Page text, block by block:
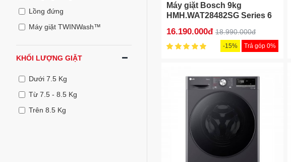
Sharp
Toshiba
Lồng đứng
Máy giặt TWINWash™
KHỐI LƯỢNG GIẶT
Dưới 7.5 Kg
Từ 7.5 - 8.5 Kg
Trên 8.5 Kg
Máy giặt Bosch 9kg
HMH.WAT28482SG Series 6
16.190.000đ 18.990.000đ
-15% Trả góp 0%